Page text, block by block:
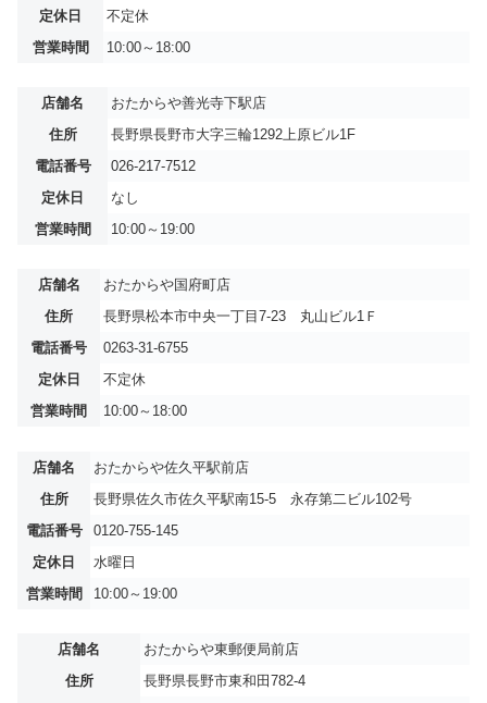
定休日
不定休
営業時間
10:00～18:00
店舗名
おたからや善光寺下駅店
住所
長野県長野市大字三輪1292上原ビル1F
電話番号
026-217-7512
定休日
なし
営業時間
10:00～19:00
店舗名
おたからや国府町店
住所
長野県松本市中央一丁目7-23 丸山ビル1Ｆ
電話番号
0263-31-6755
定休日
不定休
営業時間
10:00～18:00
店舗名
おたからや佐久平駅前店
住所
長野県佐久市佐久平駅南15-5 永存第二ビル102号
電話番号
0120-755-145
定休日
水曜日
営業時間
10:00～19:00
店舗名
おたからや東郵便局前店
住所
長野県長野市東和田782-4